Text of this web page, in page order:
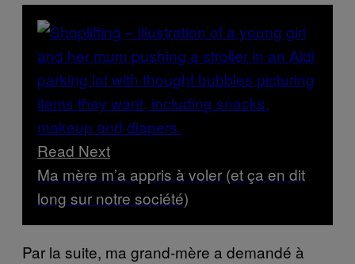
Read Next
Ma mère m’a appris à voler (et ça en dit
long sur notre société)
Par la suite, ma grand-mère a demandé à